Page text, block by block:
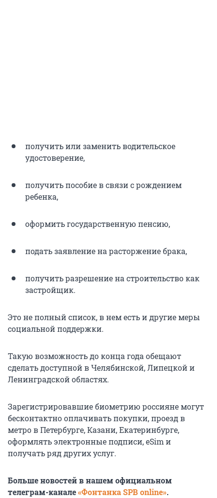
получить или заменить водительское
удостоверение,
получить пособие в связи с рождением
ребенка,
оформить государственную пенсию,
подать заявление на расторжение брака,
получить разрешение на строительство как
застройщик.
Это не полный список, в нем есть и другие меры
социальной поддержки.
Такую возможность до конца года обещают
сделать доступной в Челябинской, Липецкой и
Ленинградской областях.
Зарегистрировавшие биометрию россияне могут
бесконтактно оплачивать покупки, проезд в
метро в Петербурге, Казани, Екатеринбурге,
оформлять электронные подписи, eSim и
получать ряд других услуг.
Больше новостей в нашем официальном
телеграм-канале«Фонтанка SPB online».